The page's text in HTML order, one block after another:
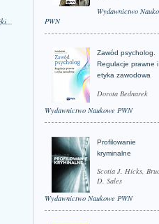
Wydawnictwo
PWN
Zawód psycholog.
Regulacje prawne i
etyka zawodowa
Dorota Bednarek
Wydawnictwo Naukowe PWN
Profilowanie
kryminalne
Scotia J. Hicks,
D. Sales
Wydawnictwo Naukowe PWN